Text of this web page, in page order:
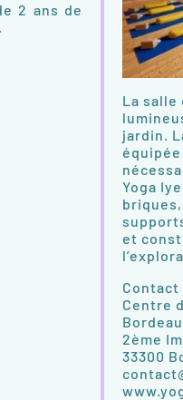
2 ans de
.
La salle
jardin.
Yoga
et
Contact
Centre
2ème
33300